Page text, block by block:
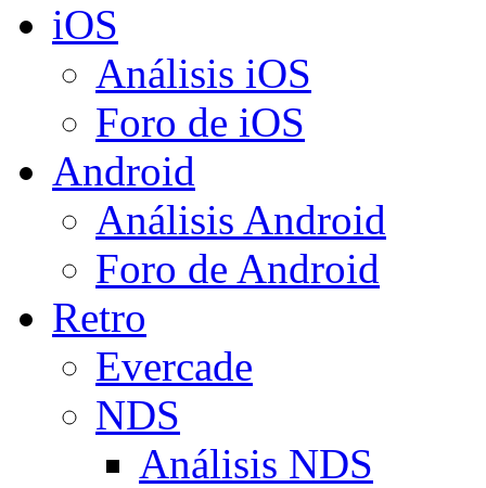
iOS
Análisis iOS
Foro de iOS
Android
Análisis Android
Foro de Android
Retro
Evercade
NDS
Análisis NDS